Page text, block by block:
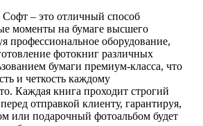
– это отличный способ
моменты на бумаге высшего
профессиональное оборудование,
фотокниг различных
бумаги премиум-класса, что
и четкость каждому
Каждая книга проходит строгий
отправкой клиенту, гарантируя,
или подарочный фотоальбом будет